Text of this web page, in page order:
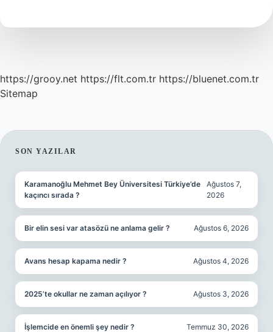
Kaldı
https://grooy.net https://flt.com.tr https://bluenet.com.tr
Sitemap
SIDEBAR
SON YAZILAR
Karamanoğlu Mehmet Bey Üniversitesi Türkiye’de
kaçıncı sırada ?
Ağustos 7,
2026
Bir elin sesi var atasözü ne anlama gelir ? Ağustos 6, 2026
Avans hesap kapama nedir ? Ağustos 4, 2026
2025’te okullar ne zaman açılıyor ? Ağustos 3, 2026
İşlemcide en önemli şey nedir ? Temmuz 30, 2026